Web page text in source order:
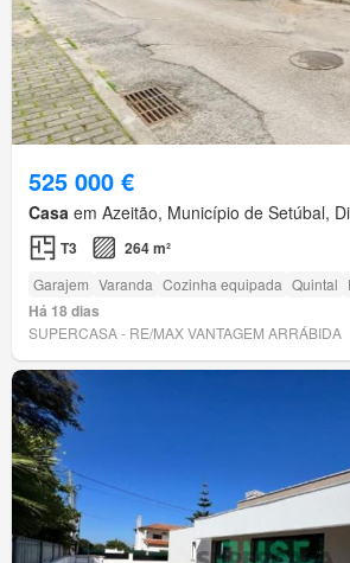
525 000 €
Casa em Azeitão, Município de Setúbal,
T3 264 m²
Garajem Varanda Cozinha equipada Quintal
Há 18 dias
SUPERCASA - RE/MAX VANTAGEM ARRÁBIDA